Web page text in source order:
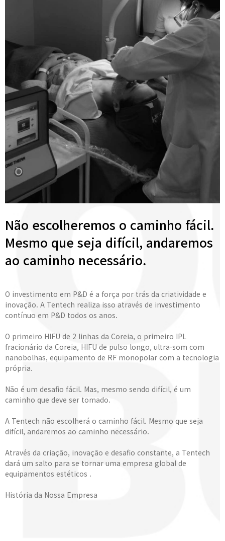
Não escolheremos o caminho fácil.
Mesmo que seja difícil, andaremos
ao caminho necessário.
O investimento em P&D é a força por trás da criatividade e
inovação. A Tentech realiza isso através de investimento
contínuo em P&D todos os anos.
O primeiro HIFU de 2 linhas da Coreia, o primeiro IPL
fracionário da Coreia, HIFU de pulso longo, ultra-som com
nanobolhas, equipamento de RF monopolar com a tecnologia
própria.
Não é um desafio fácil. Mas, mesmo sendo difícil, é um
caminho que deve ser tomado.
A Tentech não escolherá o caminho fácil. Mesmo que seja
difícil, andaremos ao caminho necessário.
Através da criação, inovação e desafio constante, a Tentech
dará um salto para se tornar uma empresa global de
equipamentos estéticos .
História da Nossa Empresa